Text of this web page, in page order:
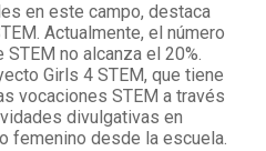
en este campo, destaca
Actualmente, el número
no alcanza el 20%.
Girls 4 STEM, que tiene
vocaciones STEM a través
divulgativas en
femenino desde la escuela.